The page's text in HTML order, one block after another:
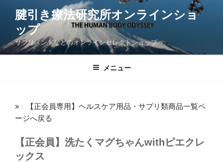
ツ
腱引き療法研究所オンラインショ
ップ
サプリメントなどのオンラインセレクトショップ
メニュー
» 【正会員専用】ヘルスケア用品・サプリ類商品一覧ペ
ージへ戻る
【正会員】洗たくマグちゃんwithピエクレ
ックス